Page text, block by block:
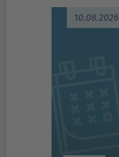
10.08.2026